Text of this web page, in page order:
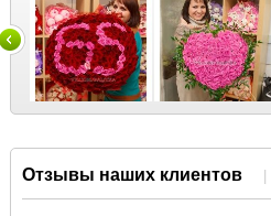
Отзывы наших клиентов